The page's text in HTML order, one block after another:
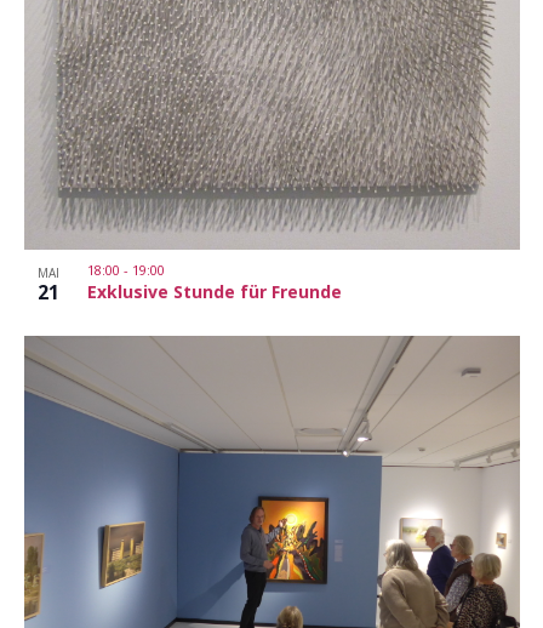
MAI
21 Exklusive Stunde für Freunde
18:00 - 19:00